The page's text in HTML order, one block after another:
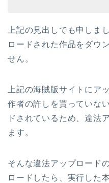
上記の見出しでも申しま
ロードされた作品をダウ
せん。
上記の海賊版サイトにア
作者の許しを貰っていな
ドされているため、違法
ます。
そんな違法アップロード
ロードしたら、実行した